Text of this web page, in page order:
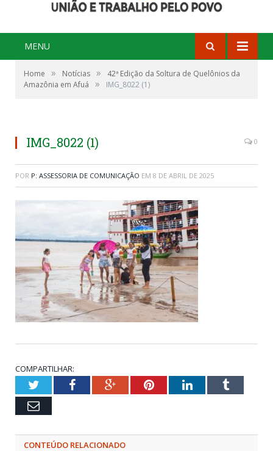
MENU
Home » Notícias »
42ª Edição da Soltura de Quelônios da
Amazônia em Afuá
» IMG_8022 (1)
IMG_8022 (1) 0
POR P: ASSESSORIA DE COMUNICAÇÃO EM 8 DE ABRIL DE 2025
COMPARTILHAR:
TwitterFacebookGoogle+PinterestLinkedInTumblr
Email
CONTEÚDO RELACIONADO